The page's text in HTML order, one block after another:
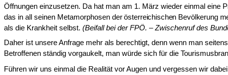
Öffnungen einzusetzen. Da hat man am 1. März wieder einmal eine
das in all seinen Metamorphosen der österreichischen Bevölkerung
als die Krankheit selbst. (Beifall bei der FPÖ. – Zwischenruf des
Daher ist unsere Anfrage mehr als berechtigt, denn wenn man
Betroffenen ständig vorgaukelt, man würde sich für die
Führen wir uns einmal die Realität vor Augen und vergessen wir